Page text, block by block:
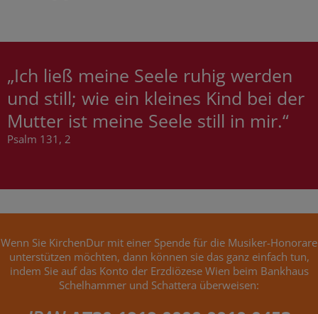
„Ich ließ meine Seele ruhig werden
und still; wie ein kleines Kind bei der
Mutter ist meine Seele still in mir.“
Psalm 131, 2
Wenn Sie KirchenDur mit einer Spende für die Musiker-Honorare
unterstützen möchten, dann können sie das ganz einfach tun,
indem Sie auf das Konto der Erzdiözese Wien beim Bankhaus
Schelhammer und Schattera überweisen: